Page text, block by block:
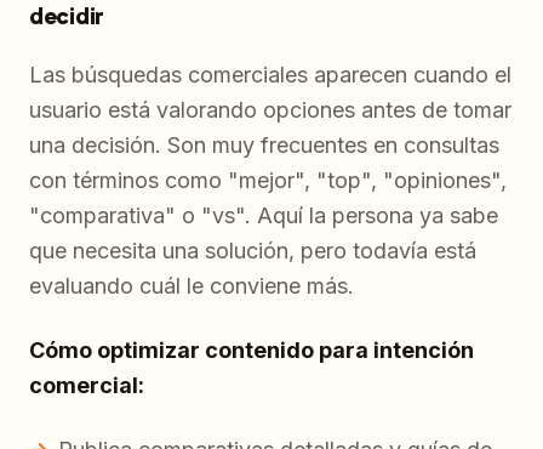
decidir
Las búsquedas comerciales aparecen cuando el
usuario está valorando opciones antes de tomar
una decisión. Son muy frecuentes en consultas
con términos como "mejor", "top", "opiniones",
"comparativa" o "vs". Aquí la persona ya sabe
que necesita una solución, pero todavía está
evaluando cuál le conviene más.
Cómo optimizar contenido para intención
comercial: